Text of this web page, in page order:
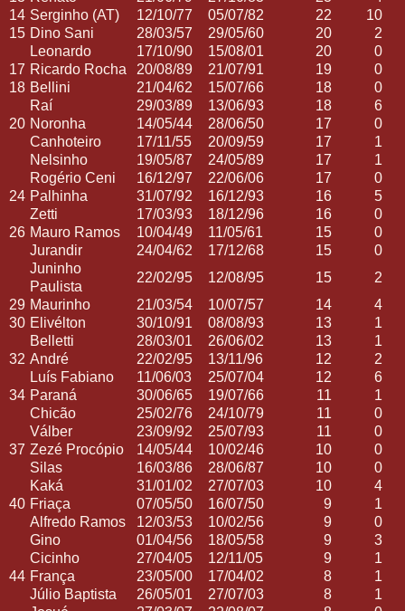
14 Serginho (AT) 12/10/77 05/07/82 22
10
15 Dino Sani 28/03/57 29/05/60 20
2
Leonardo
17/10/90 15/08/01 20
0
17 Ricardo Rocha 20/08/89 21/07/91 19
0
18 Bellini 21/04/62 15/07/66 18
0
Raí
29/03/89 13/06/93 18
6
20 Noronha 14/05/44 28/06/50 17
0
Canhoteiro
17/11/55 20/09/59 17
1
Nelsinho
19/05/87 24/05/89 17
1
Rogério Ceni
16/12/97 22/06/06 17
0
24 Palhinha 31/07/92 16/12/93 16
5
Zetti
17/03/93 18/12/96 16
0
26 Mauro Ramos 10/04/49 11/05/61 15
0
Jurandir
24/04/62 17/12/68 15
0
Juninho
Paulista
22/02/95 12/08/95 15
2
29 Maurinho 21/03/54 10/07/57 14
4
30 Elivélton 30/10/91 08/08/93 13
1
Belletti
28/03/01 26/06/02 13
1
32 André 22/02/95 13/11/96 12
2
Luís Fabiano
11/06/03 25/07/04 12
6
34 Paraná 30/06/65 19/07/66 11
1
Chicão
25/02/76 24/10/79 11
0
Válber
23/09/92 25/07/93 11
0
37 Zezé Procópio 14/05/44 10/02/46 10
0
Silas
16/03/86 28/06/87 10
0
Kaká
31/01/02 27/07/03 10
4
40 Friaça 07/05/50 16/07/50 9
1
Alfredo Ramos
12/03/53 10/02/56 9
0
Gino
01/04/56 18/05/58 9
3
Cicinho
27/04/05 12/11/05 9
1
44 França 23/05/00 17/04/02 8
1
Júlio Baptista
26/05/01 27/07/03 8
1